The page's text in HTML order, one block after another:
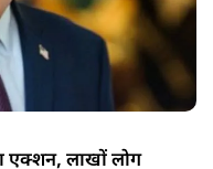
एक्शन, लाखों लोग